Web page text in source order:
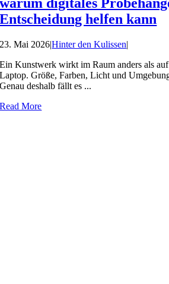
Entscheidung helfen kann
23. Mai 2026|Hinter den Kulissen|
Ein Kunstwerk wirkt im Raum anders als
Laptop. Größe, Farben, Licht und
Genau deshalb fällt es ...
Read More